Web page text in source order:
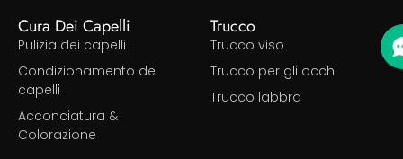
Cura Dei Capelli
Pulizia dei capelli
Condizionamento dei
capelli
Acconciatura &
Colorazione
Trucco
Trucco viso
Trucco per gli occhi
Trucco labbra